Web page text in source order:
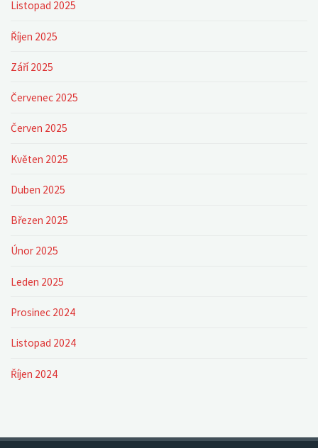
Listopad 2025
Říjen 2025
Září 2025
Červenec 2025
Červen 2025
Květen 2025
Duben 2025
Březen 2025
Únor 2025
Leden 2025
Prosinec 2024
Listopad 2024
Říjen 2024